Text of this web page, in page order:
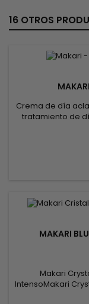
16 OTROS
Crema de día
tratamiento de
contenido de
deshacerte de
oscuras y las
Day Radiance
MAKARI
Makari
IntensoMakari
un potente